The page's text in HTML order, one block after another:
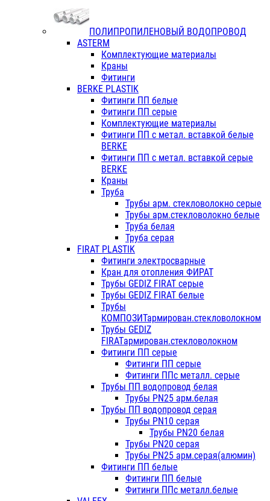
ПОЛИПРОПИЛЕНОВЫЙ ВОДОПРОВОД
ASTERM
Комплектующие материалы
Краны
Фитинги
BERKE PLASTIK
Фитинги ПП белые
Фитинги ПП серые
Комплектующие материалы
Фитинги ПП с метал. вставкой белые
BERKE
Фитинги ПП с метал. вставкой серые
BERKE
Краны
Труба
Трубы арм. стекловолокно серые
Трубы арм.стекловолокно белые
Труба белая
Труба серая
FIRAT PLASTIK
Фитинги электросварные
Кран для отопления ФИРАТ
Трубы GEDIZ FIRAT серые
Трубы GEDIZ FIRAT белые
Трубы
КОМПОЗИТармирован.стекловолокном
Трубы GEDIZ
FIRATармирован.стекловолокном
Фитинги ПП серые
Фитинги ПП серые
Фитинги ППс металл. серые
Трубы ПП водопровод белая
Трубы PN25 арм.белая
Трубы ПП водопровод серая
Трубы PN10 серая
Трубы PN20 белая
Трубы PN20 серая
Трубы PN25 арм.серая(алюмин)
Фитинги ПП белые
Фитинги ПП белые
Фитинги ППс металл.белые